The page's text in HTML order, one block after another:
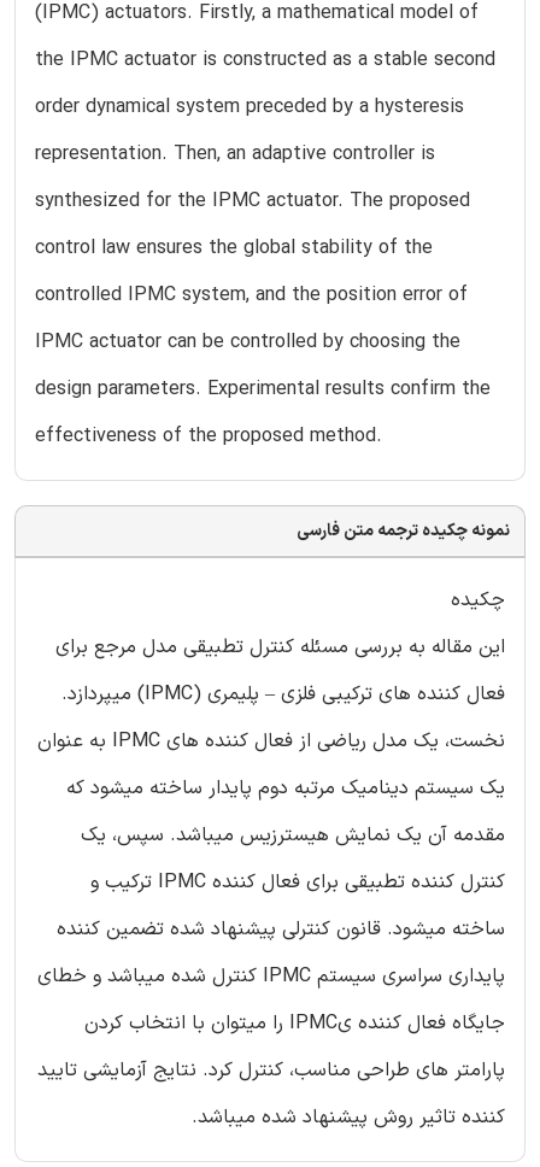
(IPMC) actuators. Firstly, a mathematical model of
the IPMC actuator is constructed as a stable second
order dynamical system preceded by a hysteresis
representation. Then, an adaptive controller is
synthesized for the IPMC actuator. The proposed
control law ensures the global stability of the
controlled IPMC system, and the position error of
IPMC actuator can be controlled by choosing the
design parameters. Experimental results confirm the
effectiveness of the proposed method.
نمونه چکیده ترجمه متن فارسی
چکیده
این مقاله به بررسی مسئله کنترل تطبیقی مدل مرجع برای
فعال کننده های ترکیبی فلزی – پلیمری (IPMC) میپردازد.
نخست، یک مدل ریاضی از فعال کننده های IPMC به عنوان
یک سیستم دینامیک مرتبه دوم پایدار ساخته میشود که
مقدمه آن یک نمایش هیسترزیس میباشد. سپس، یک
کنترل کننده تطبیقی برای فعال کننده IPMC ترکیب و
ساخته میشود. قانون کنترلی پیشنهاد شده تضمین کننده
پایداری سراسری سیستم IPMC کنترل شده میباشد و خطای
جایگاه فعال کننده یIPMC را میتوان با انتخاب کردن
پارامتر های طراحی مناسب، کنترل کرد. نتایج آزمایشی تایید
کننده تاثیر روش پیشنهاد شده میباشد.